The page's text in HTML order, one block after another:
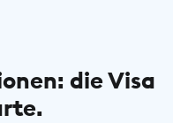
die Visa